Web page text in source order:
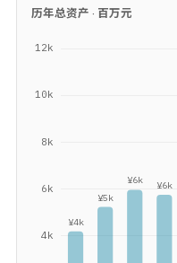
历年总资产 · 百万元